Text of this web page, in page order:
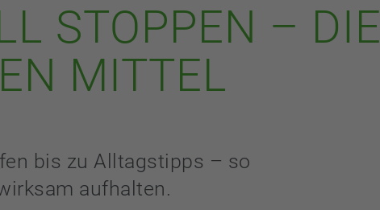
STOPPEN – DIE
MITTEL
bis zu Alltagstipps – so
aufhalten.